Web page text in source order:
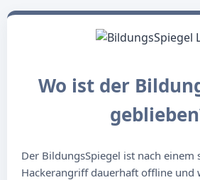
Wo ist der
Der BildungsSpiegel ist nach einem
Hackerangriff dauerhaft offline und